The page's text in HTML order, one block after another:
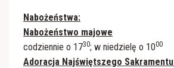
Nabożeństwa:
Nabożeństwo majowe
codziennie o 1730; w niedzielę o 1000
Adoracja Najświętszego Sakramentu